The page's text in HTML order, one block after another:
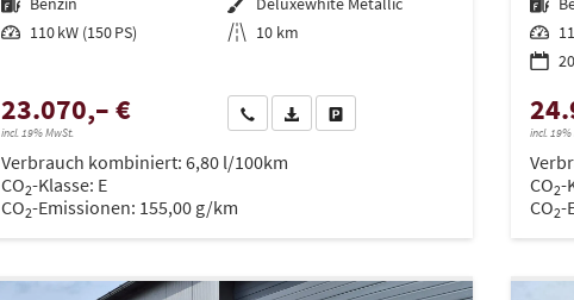
Leistung 110 kW (150 PS) Kilometerstand 10 km
23.070,– €
incl. 19% MwSt.
Wir rufen Sie anPDF-Datei, Fahrzeugexposé drucken
Drucken, parken oder vergleichen
Verbrauch kombiniert: 6,80 l/100km
CO2-Klasse: E
CO2-Emissionen: 155,00 g/km
Leistung
incl. 19%
CO2-
CO2-